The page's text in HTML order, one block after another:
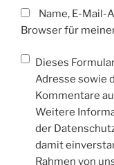
Name, E-Mail-
Browser für
Dieses
Adresse sowie
Kommentare
Weitere
der
damit
Rahmen von